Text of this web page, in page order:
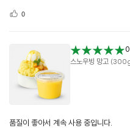
0
★★★★★
스노우빙 망고
품질이 좋아서 계속 사용 중입니다.